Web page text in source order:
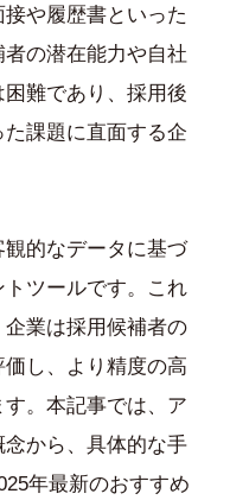
や履歴書といった
の潜在能力や自社
難であり、採用後
課題に直面する企
的なデータに基づ
ツールです。これ
業は採用候補者の
し、より精度の高
。本記事では、ア
から、具体的な手
年最新のおすすめ